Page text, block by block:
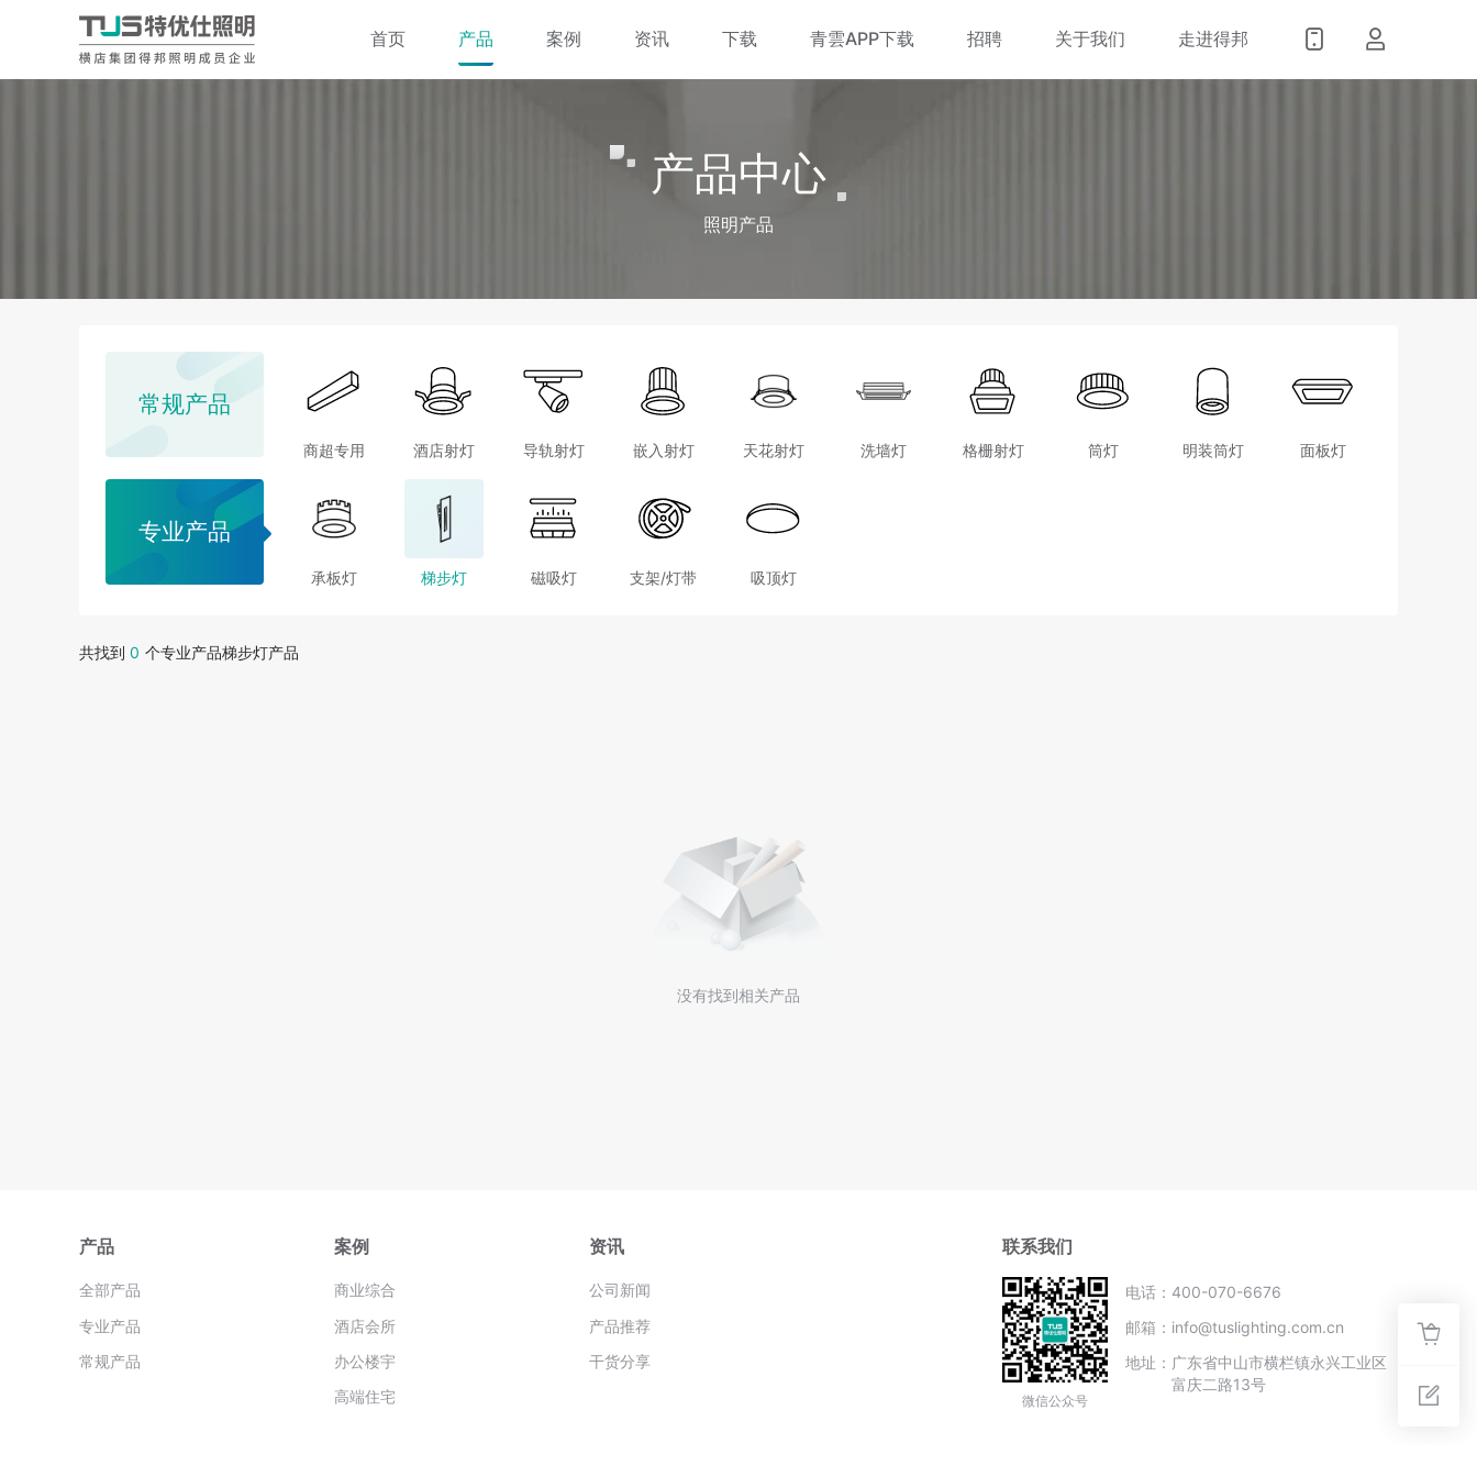
首页 产品 案例 资讯 下载 青雲APP下载 招聘 关于我们 走进得邦
产品中心
照明产品
常规产品
专业产品
商超专用 酒店射灯 导轨射灯 嵌入射灯 天花射灯 洗墙灯 格栅射灯 筒灯 明装筒灯 面板灯
承板灯 梯步灯 磁吸灯 支架/灯带 吸顶灯
共找到0 个专业产品梯步灯产品
没有找到相关产品
产品
全部产品
专业产品
常规产品
案例
商业综合
酒店会所
办公楼宇
高端住宅
资讯
公司新闻
产品推荐
干货分享
联系我们
微信公众号
电话： 400-070-6676
邮箱： info@tuslighting.com.cn
地址： 广东省中山市横栏镇永兴工业区
富庆二路13号